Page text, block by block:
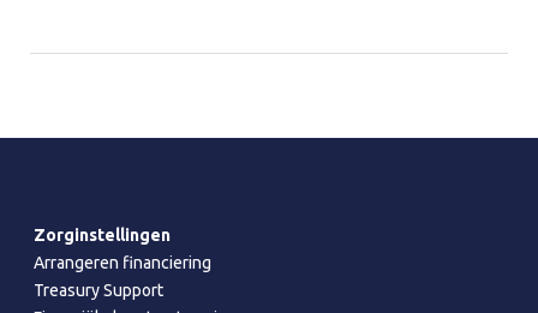
Zorginstellingen
Arrangeren financiering
Treasury Support